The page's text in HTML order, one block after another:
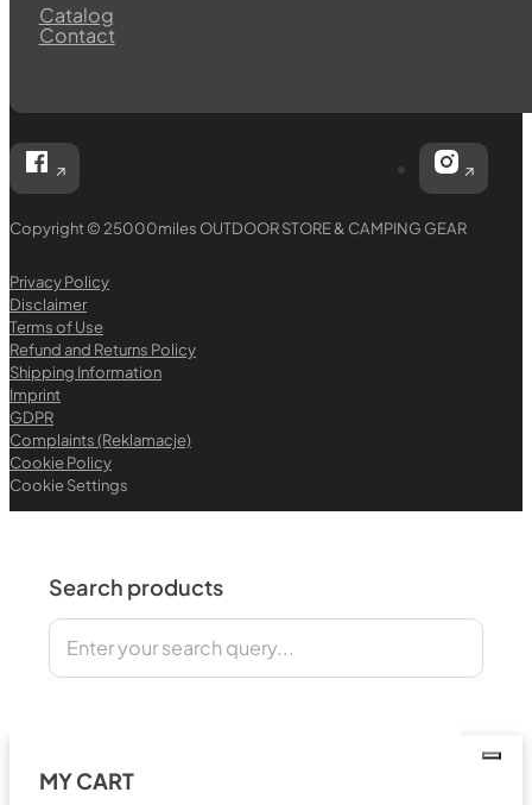
Catalog
Contact
Follow 25000miles OUTDOOR STORE & CAMPING
Copyright © 25000miles OUTDOOR STORE & CAMPING GEAR
Privacy Policy
Disclaimer
Terms of Use
Refund and Returns Policy
Shipping Information
Imprint
GDPR
Complaints (Reklamacje)
Cookie Policy
Cookie Settings
Search products
Search
MY CART